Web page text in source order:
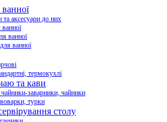
та аксесуари до них
ванної
ванної
термокухлі
та кави
заварники, чайники
турки
столу